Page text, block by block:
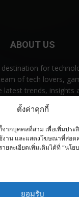
ตั้งค่าคุกกี้
จากบุคคลที่สาม เพื่อเพิ่มประ
งาน และแสดงโฆษณาที่สอ
ยละเอียดเพิ่มเติมได้ที่ “นโ
ยอมรับ
ABOUT US
for
of tech lovers,
latest trends, insights